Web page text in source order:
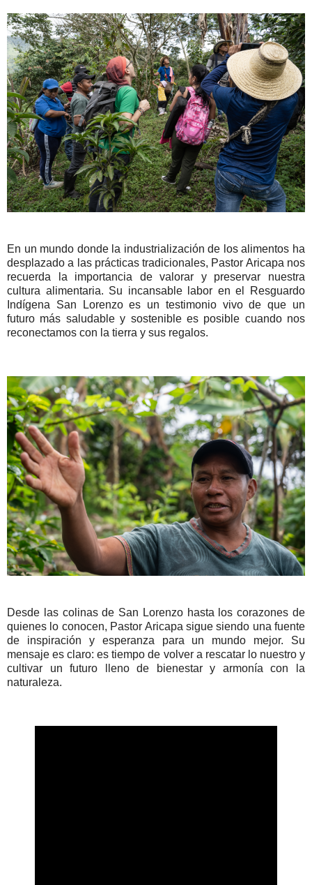
En un mundo donde la industrialización de los alimentos ha
desplazado a las prácticas tradicionales, Pastor Aricapa nos
recuerda la importancia de valorar y preservar nuestra
cultura alimentaria. Su incansable labor en el Resguardo
Indígena San Lorenzo es un testimonio vivo de que un
futuro más saludable y sostenible es posible cuando nos
reconectamos con la tierra y sus regalos.
Desde las colinas de San Lorenzo hasta los corazones de
quienes lo conocen, Pastor Aricapa sigue siendo una fuente
de inspiración y esperanza para un mundo mejor. Su
mensaje es claro: es tiempo de volver a rescatar lo nuestro y
cultivar un futuro lleno de bienestar y armonía con la
naturaleza.